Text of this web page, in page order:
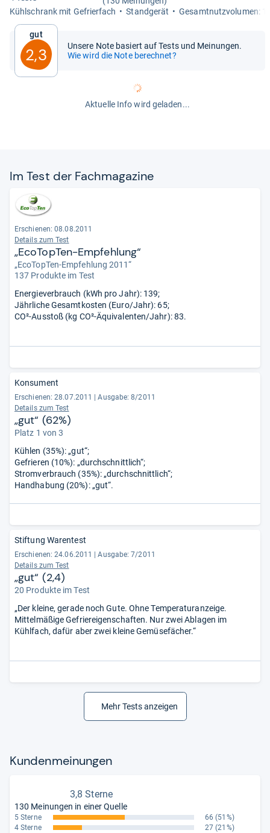
Kühl­schrank mit Gefrier­fach
Stand­ge­rät Gesamt­nutz­vo­lu­men:
Gut
2,3
Unsere Note basiert auf Tests und Meinungen.
Wie wird die Note berechnet?
Aktuelle Info wird geladen...
Im Test der Fach­ma­ga­zine
Erschienen: 08.08.2011
Details zum Test
„EcoTopTen-Empfehlung“
„EcoTopTen-Empfehlung 2011“
137 Produkte im Test
Energieverbrauch (kWh pro Jahr): 139;
Jährliche Gesamtkosten (Euro/Jahr): 65;
CO²-Ausstoß (kg CO²-Äquivalenten/Jahr): 83.
Konsument
Erschienen: 28.07.2011
Ausgabe: 8/2011
Details zum Test
„gut“ (62%)
Platz 1 von 3
Kühlen (35%): „gut“;
Gefrieren (10%): „durchschnittlich“;
Stromverbrauch (35%): „durchschnittlich“;
Handhabung (20%): „gut“.
Stiftung Warentest
Erschienen: 24.06.2011
Ausgabe: 7/2011
Details zum Test
„gut“ (2,4)
20 Produkte im Test
„Der kleine, gerade noch Gute. Ohne Temperaturanzeige.
Mittelmäßige Gefriereigenschaften. Nur zwei Ablagen im
Kühlfach, dafür aber zwei kleine Gemüsefächer.“
Mehr Tests anzeigen
Kun­den­mei­nun­gen
3,8 Sterne
130 Meinungen in einer Quelle
5 Sterne 66 (51%)
4 Sterne
27 (21%)